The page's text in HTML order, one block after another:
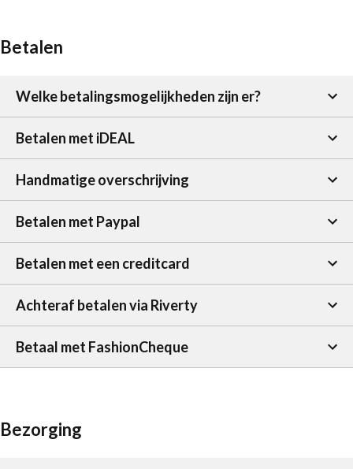
Betalen
Welke betalingsmogelijkheden zijn er?
Betalen met iDEAL
Handmatige overschrijving
Betalen met Paypal
Betalen met een creditcard
Achteraf betalen via Riverty
Betaal met FashionCheque
Bezorging